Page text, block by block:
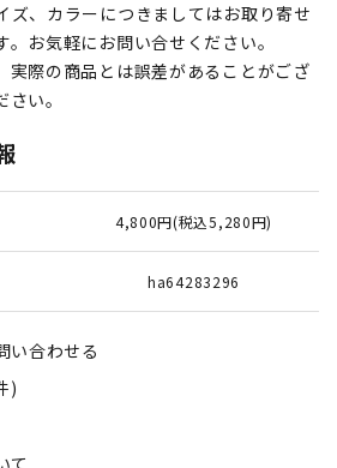
、カラーにつきましてはお取り寄せ
お気軽にお問い合せください。
際の商品とは誤差があることがござ
い。
4,800円(税込5,280円)
ha64283296
い合わせる
)
て